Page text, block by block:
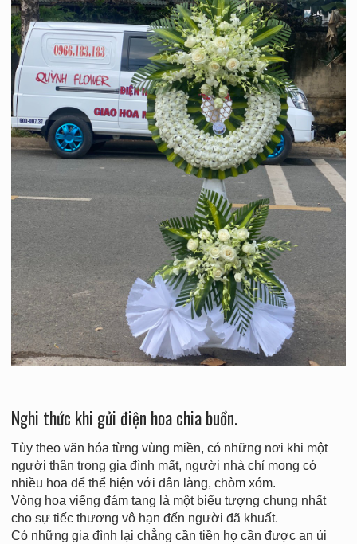
Nghi thức khi gửi điện hoa chia buồn.
Tùy theo văn hóa từng vùng miền, có những nơi khi một
người thân trong gia đình mất, người nhà chỉ mong có
nhiều hoa để thể hiện với dân làng, chòm xóm.
Vòng hoa viếng đám tang là một biểu tượng chung nhất
cho sự tiếc thương vô hạn đến người đã khuất.
Có những gia đình lại chẳng cần tiền họ cần được an ủi